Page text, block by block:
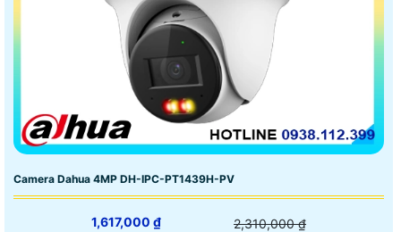
Camera Dahua 4MP DH-IPC-PT1439H-PV
1,617,000 ₫ 2,310,000 ₫